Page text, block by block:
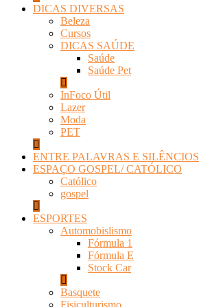
DICAS DIVERSAS
Beleza
Cursos
DICAS SAÚDE
Saúde
Saúde Pet
InFoco Útil
Lazer
Moda
PET
ENTRE PALAVRAS E SILÊNCIOS
ESPAÇO GOSPEL/ CATÓLICO
Católico
gospel
ESPORTES
Automobislismo
Fórmula 1
Fórmula E
Stock Car
Basquete
Fisiculturismo